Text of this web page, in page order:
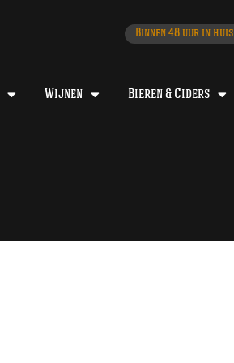
Binnen 48 uur in huis
Wijnen Bieren & Ciders